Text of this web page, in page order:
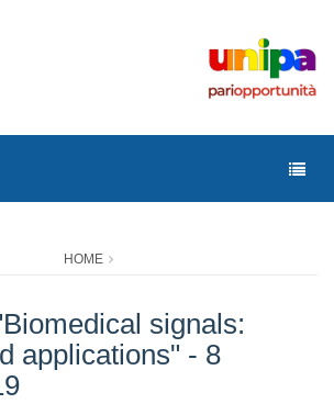
HOME
signals:
applications" - 8